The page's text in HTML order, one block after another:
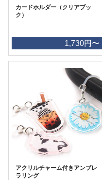
カードホルダー（クリアブッ
ク）
1,730円〜
アクリルチャーム付きアンブレ
ラリング